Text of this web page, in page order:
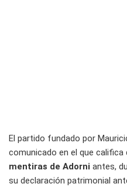
El partido fundado por
comunicado en el que califica
mentiras de Adorni antes,
su declaración patrimonial